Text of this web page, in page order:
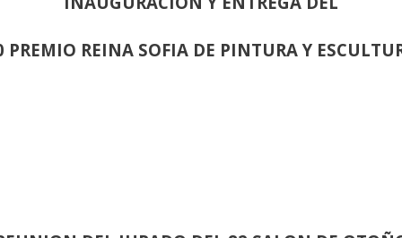
PREMIO REINA SOFIA DE PINTURA Y